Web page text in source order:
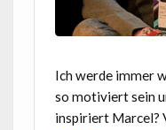
Ich werde immer
so motiviert sein
inspiriert Marcel?